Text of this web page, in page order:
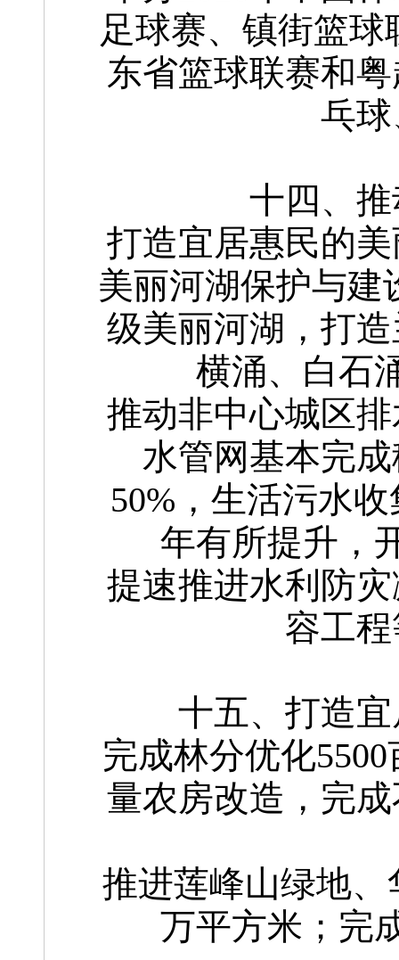
足球赛、镇街篮
东省篮球联赛和
乓
十四、
打造宜居惠民的
美丽河湖保护与建
级美丽河湖，打
横涌、白石
推动非中心城区
水管网基本完
50%，生活污水
年有所提升，
提速推进水利防
容工
十五、打造
完成林分优化
量农房改造，完
推进莲峰山绿地
万平方米；完